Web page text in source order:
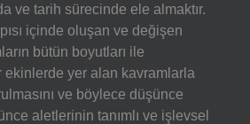
ve tarih sürecinde ele almaktır.
içinde oluşan ve değişen
bütün boyutları ile
ekinlerde yer alan kavramlarla
ve böylece düşünce
aletlerinin tanımlı ve işlevsel